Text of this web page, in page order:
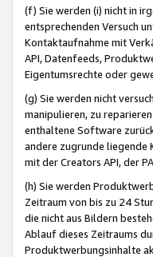
(f) Sie werden (i) nicht in
entsprechenden Versuch
Kontaktaufnahme mit
API, Datenfeeds,
Eigentumsrechte oder
(g) Sie werden nicht
manipulieren, zu
enthaltene Software
andere zugrunde liegende
mit der Creators API, der
(h) Sie werden
Zeitraum von bis zu 24
die nicht aus Bildern
Ablauf dieses Zeitraums
Produktwerbungsinhalte